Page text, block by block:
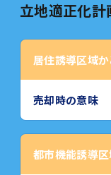
立地適正化計
居住誘導区域
都市機能誘導